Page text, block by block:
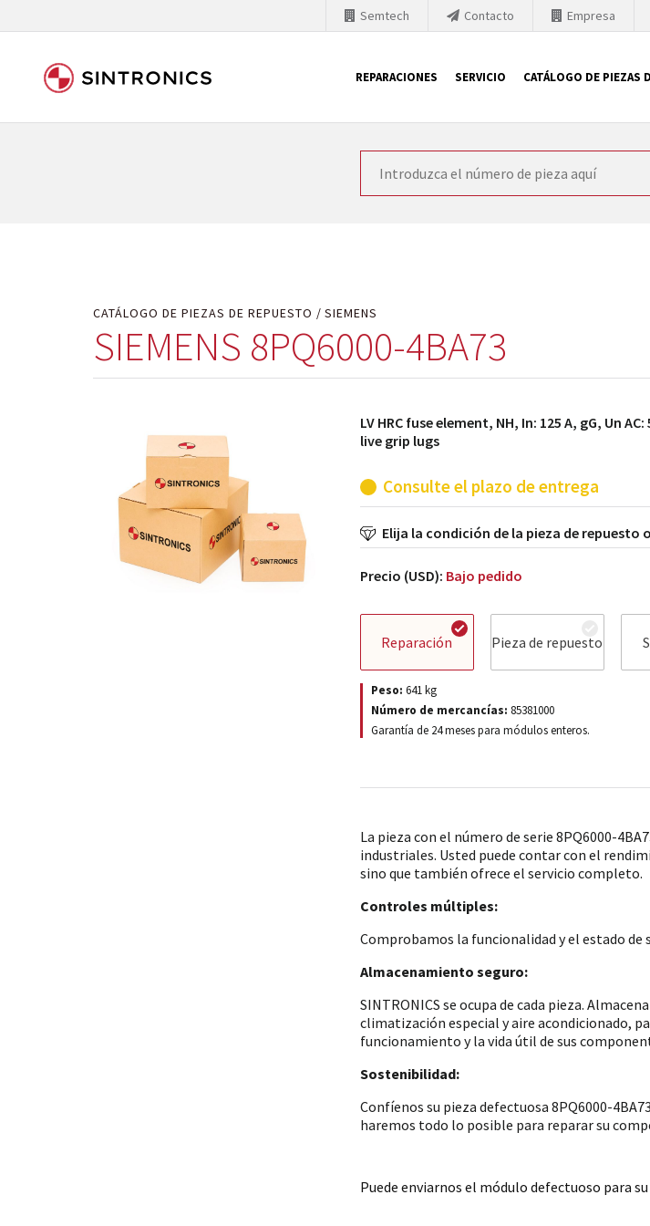
Empresa
Contacto
Semtech
REPARACIONES SERVICIO CATÁLOGO DE PIEZAS
Nuestra colaboración con SIEMENS
de módulos descontinuados por módulos del propio almacén.
CATÁLOGO DE PIEZAS DE REPUESTO SIEMENS
SIEMENS 8PQ6000-4BA73
LV HRC fuse element, NH, In: 125 A, gG, Un
live grip lugs
Consulte el plazo de entrega
Elija la condición de la pieza de repuesto
Precio (USD): Bajo pedido
Reparación Pieza de repuesto
Peso: 641kg
Número de mercancías: 85381000
Garantía de 24 meses para módulos enteros.
La pieza con el número de serie 8PQ6000-
industriales. Usted puede contar con el
sino que también ofrece el servicio completo.
Controles múltiples:
Comprobamos la funcionalidad y el estado
Almacenamiento seguro:
SINTRONICS se ocupa de cada pieza.
climatización especial y aire acondicionado,
funcionamiento y la vida útil de sus
Sostenibilidad:
Confíenos su pieza defectuosa 8PQ6000-
haremos todo lo posible para reparar su
Puede enviarnos el módulo defectuoso para